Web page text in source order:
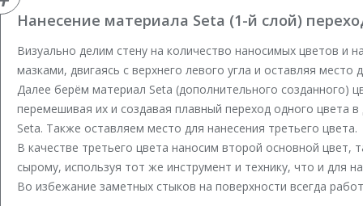
Нанесение материала Seta (1-й слой)
Визуально делим стену на количество наносимых цветов и
мазками, двигаясь с верхнего левого угла и оставляя место
Далее берём материал Seta (дополнительного созданного)
перемешивая их и создавая плавный переход одного цвета
Seta. Также оставляем место для нанесения третьего цвета.
В качестве третьего цвета наносим второй основной
сырому, используя тот же инструмент и технику, что и для
Во избежание заметных стыков на поверхности всегда